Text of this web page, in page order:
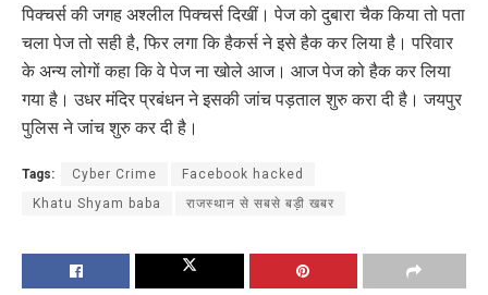
पिक्चर्स की जगह अश्लील पिक्चर्स दिखीं। पेज को दुबारा चैक किया तो पता
चला पेज तो सही है, फिर लगा कि हैकर्स ने इसे हैक कर लिया है। परिवार
के अन्य लोगों कहा कि वे पेज ना खोले आज। आज पेज को हैक कर लिया
गया है। उधर मंदिर प्रबंधन ने इसकी जांच पड़ताल शुरु करा दी है। जयपुर
पुलिस ने जांच शुरु कर दी है।
Tags: Cyber Crime
Facebook hacked
Khatu Shyam baba
राजस्थान से सबसे बड़ी खबर